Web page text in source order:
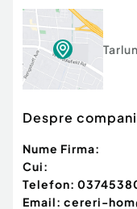
Despre
Nume Firma:
Cui:
Telefon:
Email: cereri-